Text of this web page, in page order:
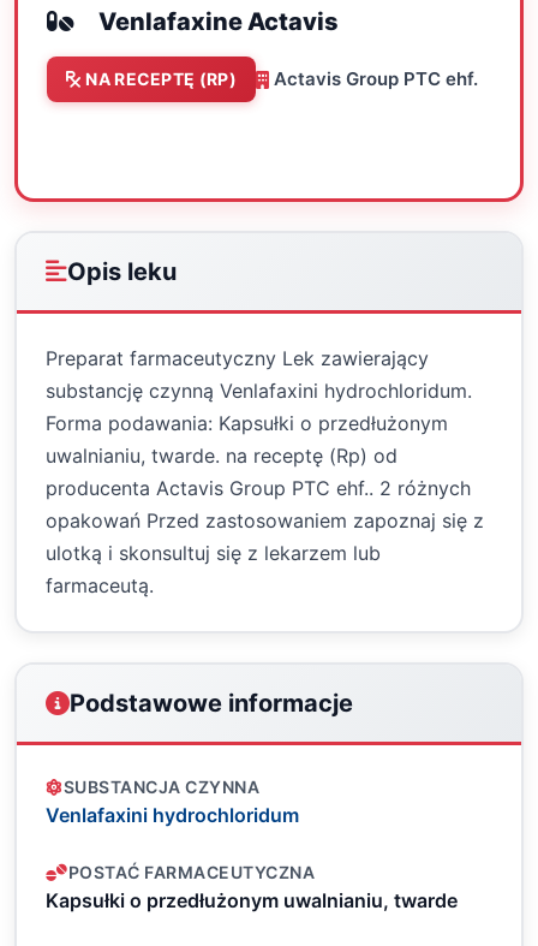
Venlafaxine Actavis
NA RECEPTĘ (RP) Actavis Group PTC ehf.
Opis leku
Preparat farmaceutyczny Lek zawierający
substancję czynną Venlafaxini hydrochloridum.
Forma podawania: Kapsułki o przedłużonym
uwalnianiu, twarde. na receptę (Rp) od
producenta Actavis Group PTC ehf.. 2 różnych
opakowań Przed zastosowaniem zapoznaj się z
ulotką i skonsultuj się z lekarzem lub
farmaceutą.
Podstawowe informacje
SUBSTANCJA CZYNNA
Venlafaxini hydrochloridum
POSTAĆ FARMACEUTYCZNA
Kapsułki o przedłużonym uwalnianiu, twarde